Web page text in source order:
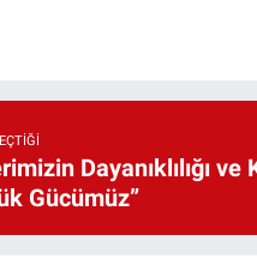
Dayanıklılığı ve
Gücümüz”